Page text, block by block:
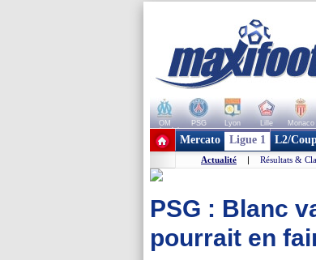
OM PSG Lyon Lille Monaco
+ de clubs
Mercato Ligue 1 L2/
Actualité | Résultats &
PSG : Blanc
pourrait en